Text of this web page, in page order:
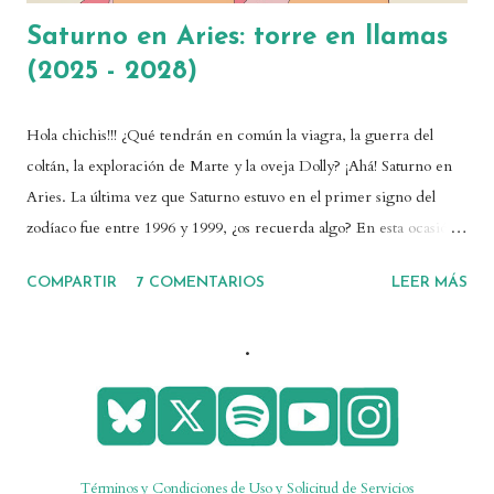
Saturno en Aries: torre en llamas
(2025 - 2028)
Hola chichis!!! ¿Qué tendrán en común la viagra, la guerra del
coltán, la exploración de Marte y la oveja Dolly? ¡Ahá! Saturno en
Aries. La última vez que Saturno estuvo en el primer signo del
zodíaco fue entre 1996 y 1999, ¿os recuerda algo? En esta ocasión
de 2025 hasta abril de 2028. ¡Os cuento todo! 💓También puedes
representa Saturno y por qué su tránsito es relevante? Saturno es
un planeta lento que tarda unas tres décadas en completar una
vuelta al reloj cósmico. Como planeta social, está vinculado a
procesos y acontecimientos de carácter histórico. También
COMPARTIR 7 COMENTARIOS LEER MÁS
.
Términos y Condiciones de Uso y Solicitud de Servicios